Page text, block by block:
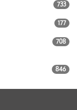
733
177
708
846